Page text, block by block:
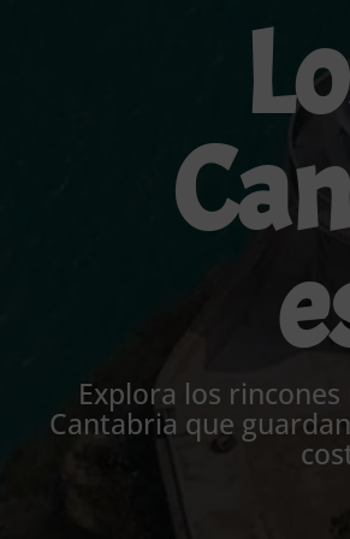
Explora los
Cantabria que